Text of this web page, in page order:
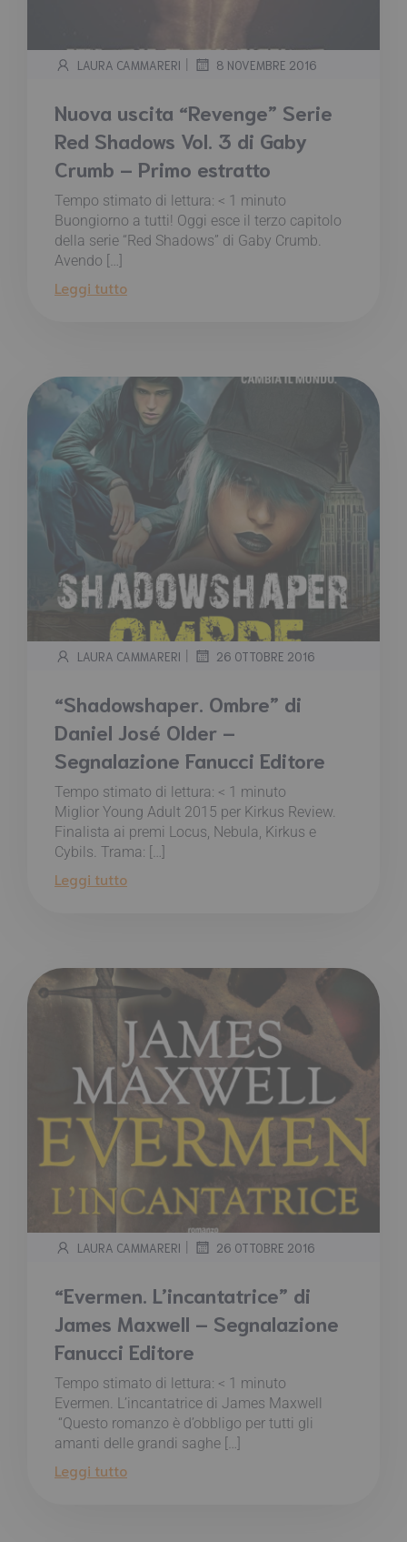
LAURA CAMMARERI | 8 NOVEMBRE 2016
Nuova uscita “Revenge” Serie
Red Shadows Vol. 3 di Gaby
Crumb – Primo estratto
Tempo stimato di lettura: < 1 minuto
Buongiorno a tutti! Oggi esce il terzo capitolo
della serie “Red Shadows” di Gaby Crumb.
Avendo […]
Leggi tutto
LAURA CAMMARERI | 26 OTTOBRE 2016
“Shadowshaper. Ombre” di
Daniel José Older –
Segnalazione Fanucci Editore
Tempo stimato di lettura: < 1 minuto
Miglior Young Adult 2015 per Kirkus Review.
Finalista ai premi Locus, Nebula, Kirkus e
Cybils. Trama: […]
Leggi tutto
LAURA CAMMARERI | 26 OTTOBRE 2016
“Evermen. L’incantatrice” di
James Maxwell – Segnalazione
Fanucci Editore
Tempo stimato di lettura: < 1 minuto
Evermen. L’incantatrice di James Maxwell
“Questo romanzo è d’obbligo per tutti gli
amanti delle grandi saghe […]
Leggi tutto